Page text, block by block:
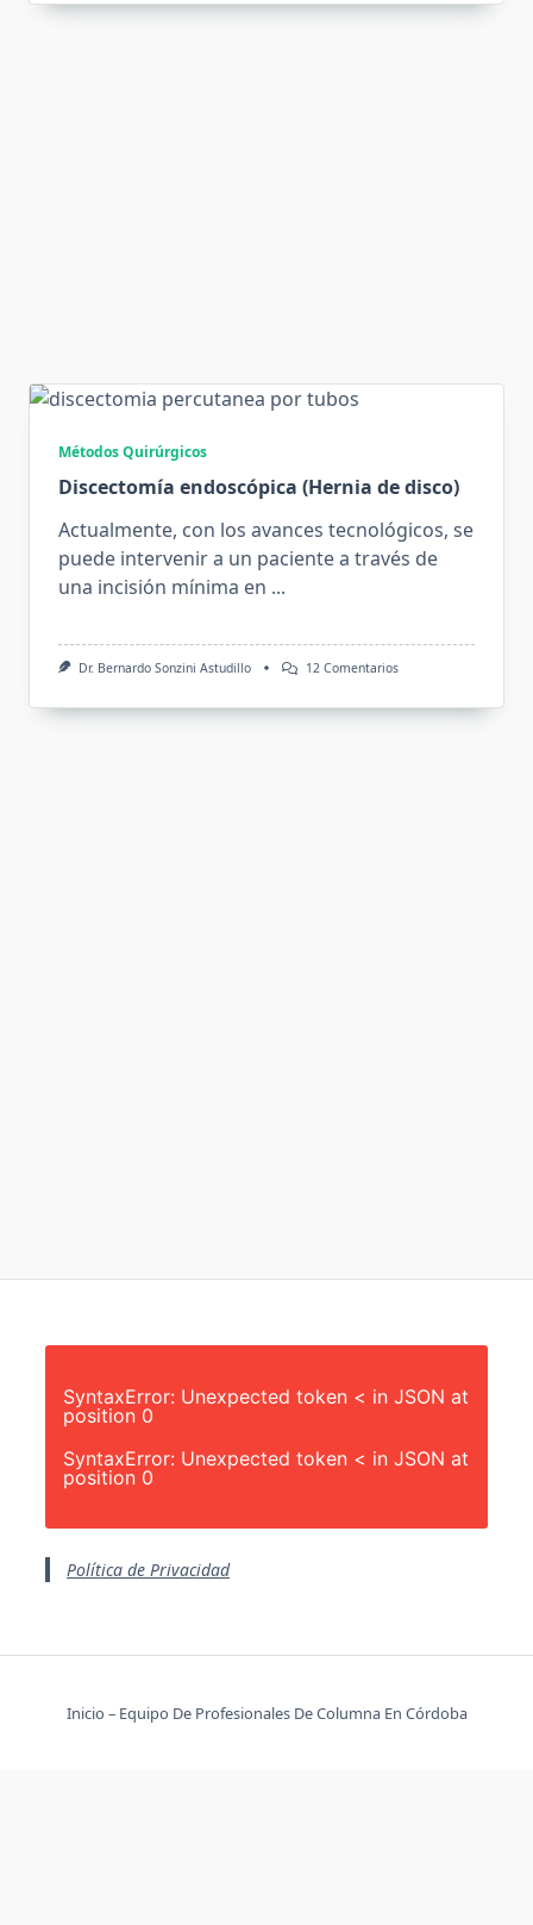
Métodos Quirúrgicos
Discectomía endoscópica (Hernia de disco)
Actualmente, con los avances tecnológicos, se
puede intervenir a un paciente a través de
una incisión mí­nima en ...
Dr. Bernardo Sonzini Astudillo 12 ComentariosEn
SyntaxError: Unexpected token < in JSON at
position 0
SyntaxError: Unexpected token < in JSON at
position 0
Política de Privacidad
Inicio – Equipo De Profesionales De Columna En Córdoba